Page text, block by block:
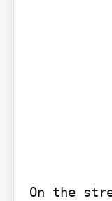
On the